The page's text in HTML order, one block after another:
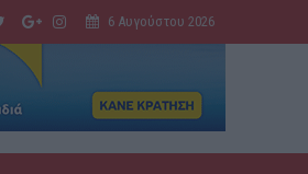
6 Αυγούστου 2026